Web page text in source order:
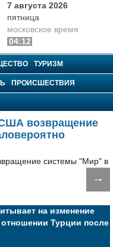
7 августа 2026
пятница
московское время
04:12
ТУРИЗМ
ПРОИСШЕСТВИЯ
возвращение
→